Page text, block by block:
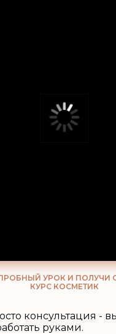
консультация -
руками.
УРОК И ПОЛУЧИ
КУРС КОСМЕТИК